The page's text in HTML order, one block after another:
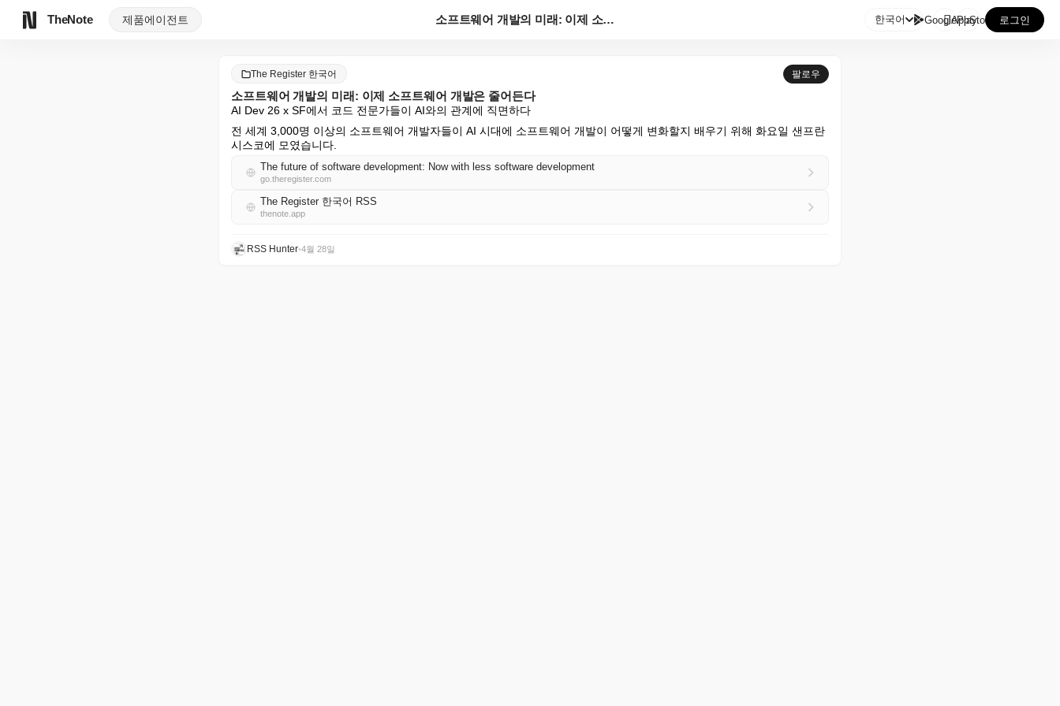
TheNote 제품에이전트 소프트웨어 개발의 미래: 이제 소프트웨어 개발은 줄어든... 한국어 GooglePlay
AppStore 로그인
The Register 한국어 팔로우
소프트웨어 개발의 미래: 이제 소프트웨어 개발은 줄어든다
AI Dev 26 x SF에서 코드 전문가들이 AI와의 관계에 직면하다
전 세계 3,000명 이상의 소프트웨어 개발자들이 AI 시대에 소프트웨어 개발이 어떻게 변화할지 배우기 위해 화요일 샌프란
시스코에 모였습니다.
The future of software development: Now with less software development
go.theregister.com
The Register 한국어 RSS
thenote.app
RSS Hunter•4월 28일